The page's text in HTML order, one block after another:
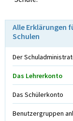
Alle Erklärungen
Schulen
Der
Das Lehrerkonto
Das Schülerkonto
Benutzergruppen